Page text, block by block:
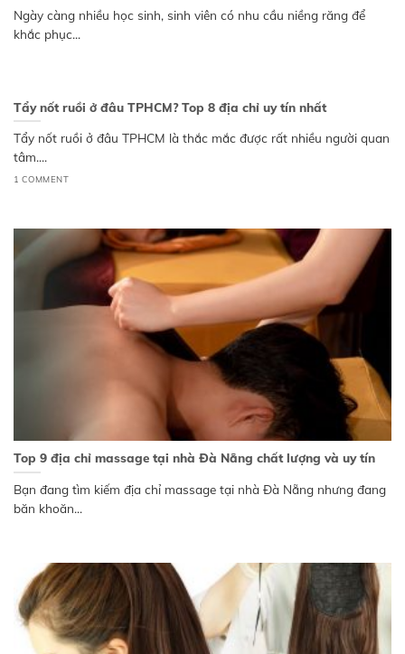
Ngày càng nhiều học sinh, sinh viên có nhu cầu niềng răng để
khắc phục...
Tẩy nốt ruồi ở đâu TPHCM? Top 8 địa chỉ uy tín nhất
Tẩy nốt ruồi ở đâu TPHCM là thắc mắc được rất nhiều người quan
tâm....
1 COMMENT
Top 9 địa chỉ massage tại nhà Đà Nẵng chất lượng và uy tín
Bạn đang tìm kiếm địa chỉ massage tại nhà Đà Nẵng nhưng đang
băn khoăn...